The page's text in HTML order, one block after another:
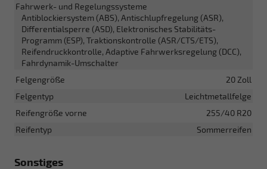
Fahrwerk- und Regelungssysteme
Antiblockiersystem (ABS), Antischlupfregelung (ASR),
Differentialsperre (ASD), Elektronisches Stabilitäts-
Programm (ESP), Traktionskontrolle (ASR/CTS/ETS),
Reifendruckkontrolle, Adaptive Fahrwerksregelung (DCC),
Fahrdynamik-Umschalter
Felgengröße
20 Zoll
Felgentyp
Leichtmetallfelge
Reifengröße vorne
255/40 R20
Reifentyp
Sommerreifen
Sonstiges